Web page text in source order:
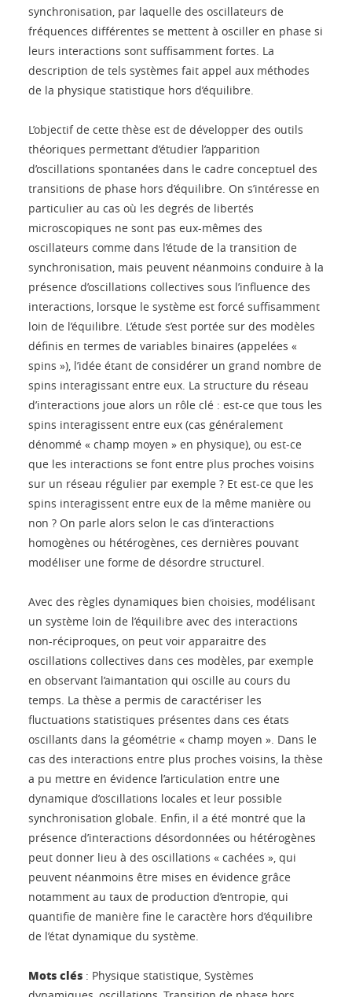
synchronisation, par laquelle des oscillateurs de
fréquences différentes se mettent à osciller en phase si
leurs interactions sont suffisamment fortes. La
description de tels systèmes fait appel aux méthodes
de la physique statistique hors d’équilibre.
L’objectif de cette thèse est de développer des outils
théoriques permettant d’étudier l’apparition
d’oscillations spontanées dans le cadre conceptuel des
transitions de phase hors d’équilibre. On s’intéresse en
particulier au cas où les degrés de libertés
microscopiques ne sont pas eux-mêmes des
oscillateurs comme dans l’étude de la transition de
synchronisation, mais peuvent néanmoins conduire à la
présence d’oscillations collectives sous l’influence des
interactions, lorsque le système est forcé suffisamment
loin de l’équilibre. L’étude s’est portée sur des modèles
définis en termes de variables binaires (appelées «
spins »), l’idée étant de considérer un grand nombre de
spins interagissant entre eux. La structure du réseau
d’interactions joue alors un rôle clé : est-ce que tous les
spins interagissent entre eux (cas généralement
dénommé « champ moyen » en physique), ou est-ce
que les interactions se font entre plus proches voisins
sur un réseau régulier par exemple ? Et est-ce que les
spins interagissent entre eux de la même manière ou
non ? On parle alors selon le cas d’interactions
homogènes ou hétérogènes, ces dernières pouvant
modéliser une forme de désordre structurel.
Avec des règles dynamiques bien choisies, modélisant
un système loin de l’équilibre avec des interactions
non-réciproques, on peut voir apparaitre des
oscillations collectives dans ces modèles, par exemple
en observant l’aimantation qui oscille au cours du
temps. La thèse a permis de caractériser les
fluctuations statistiques présentes dans ces états
oscillants dans la géométrie « champ moyen ». Dans le
cas des interactions entre plus proches voisins, la thèse
a pu mettre en évidence l’articulation entre une
dynamique d’oscillations locales et leur possible
synchronisation globale. Enfin, il a été montré que la
présence d’interactions désordonnées ou hétérogènes
peut donner lieu à des oscillations « cachées », qui
peuvent néanmoins être mises en évidence grâce
notamment au taux de production d’entropie, qui
quantifie de manière fine le caractère hors d’équilibre
de l’état dynamique du système.
Mots clés : Physique statistique, Systèmes